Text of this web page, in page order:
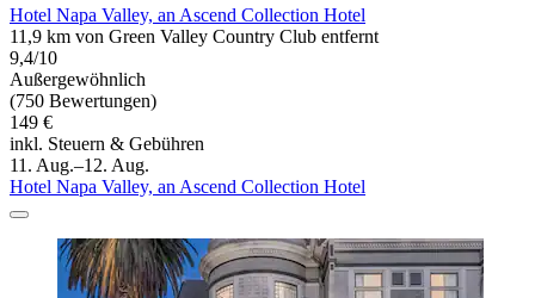
Hotel Napa Valley, an Ascend Collection Hotel
11,9 km von Green Valley Country Club entfernt
9,4/10
Außergewöhnlich
(750 Bewertungen)
149 €
inkl. Steuern & Gebühren
11. Aug.–12. Aug.
Hotel Napa Valley, an Ascend Collection Hotel